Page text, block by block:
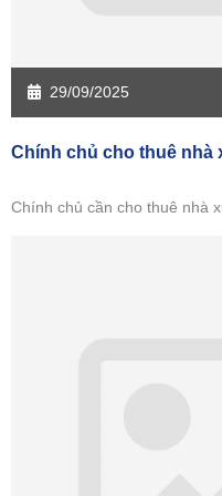
29/09/2025
Chính chủ cho thuê
Chính chủ cần cho thuê nhà